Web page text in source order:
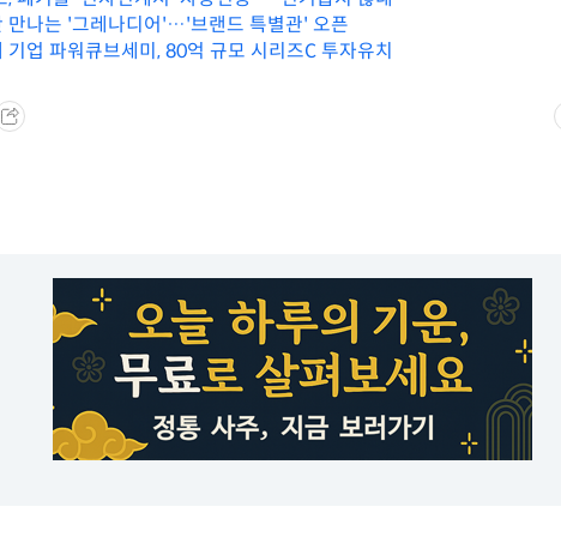
만나는 '그레나디어'…'브랜드 특별관' 오픈
기업 파워큐브세미, 80억 규모 시리즈C 투자유치